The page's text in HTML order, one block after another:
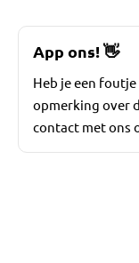
App ons!👋
Heb je een
opmerking over
contact met ons